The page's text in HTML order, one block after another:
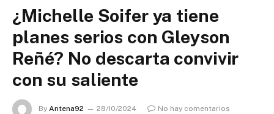
¿Michelle Soifer ya tiene
planes serios con Gleyson
Reñé? No descarta convivir
con su saliente
By Antena92 28/10/2024
No hay comentarios